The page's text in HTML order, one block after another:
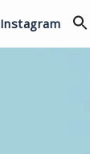
Instagram